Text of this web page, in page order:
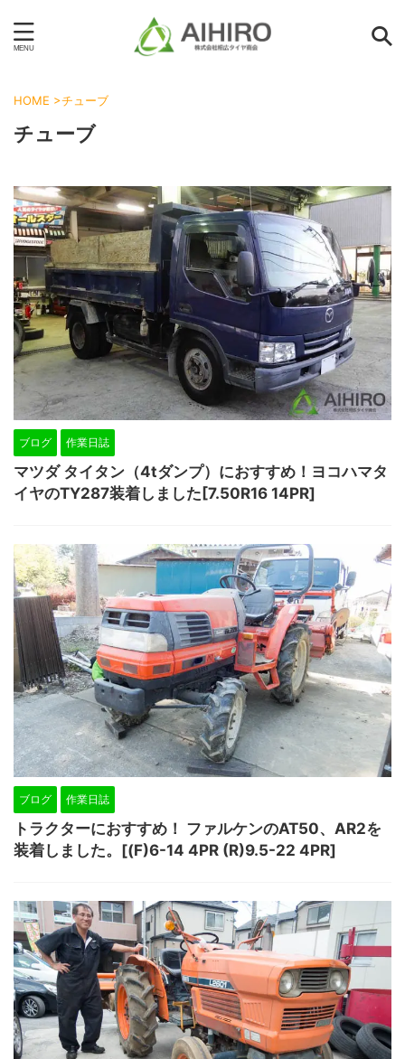
HOME >チューブ
チューブ
ブログ 作業日誌
マツダ タイタン（4tダンプ）におすすめ！ヨコハマタ
イヤのTY287装着しました[7.50R16 14PR]
ブログ 作業日誌
トラクターにおすすめ！ ファルケンのAT50、AR2を
装着しました。[(F)6-14 4PR (R)9.5-22 4PR]